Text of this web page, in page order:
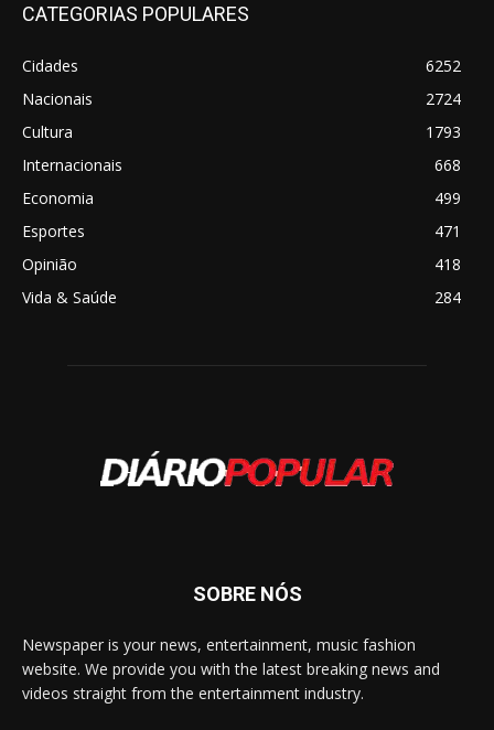
CATEGORIAS POPULARES
Cidades
6252
Nacionais
2724
Cultura
1793
Internacionais
668
Economia
499
Esportes
471
Opinião
418
Vida & Saúde
284
SOBRE NÓS
Newspaper is your news, entertainment, music fashion
website. We provide you with the latest breaking news and
videos straight from the entertainment industry.